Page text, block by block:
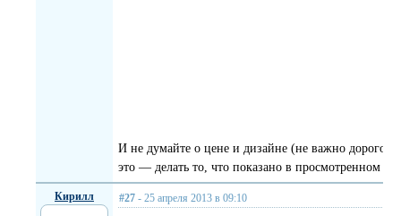
И не думайте о цене и дизайне (не важно дорого
это — делать то, что показано в просмотренном
Кирилл #27 - 25 апреля 2013 в 09:10